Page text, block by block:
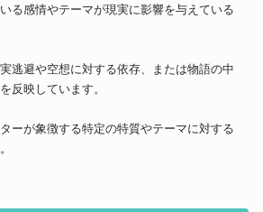
る感情やテーマが現実に影響を与えている
逃避や空想に対する依存、または物語の中
反映しています。
ーが象徴する特定の特質やテーマに対する